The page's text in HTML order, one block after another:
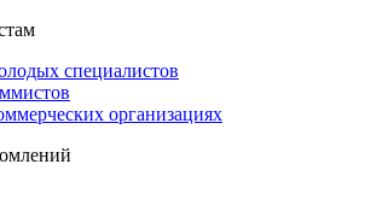
специалистов
организациях